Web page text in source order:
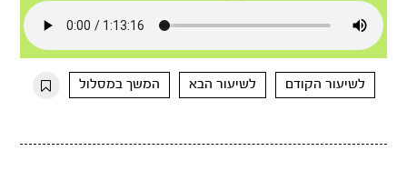
לשיעור הקודם לשיעור הבא המשך במסלול